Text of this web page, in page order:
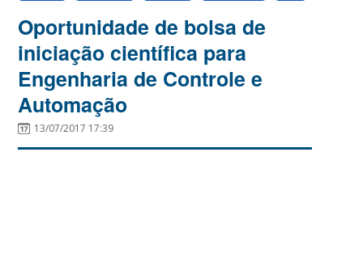
Oportunidade de bolsa de
iniciação científica para
Engenharia de Controle e
Automação
13/07/2017 17:39